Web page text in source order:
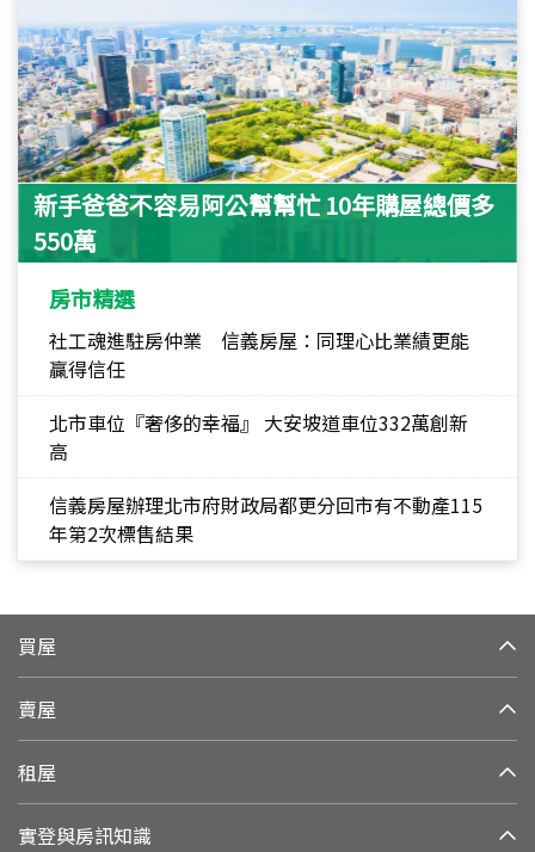
新手爸爸不容易阿公幫幫忙 10年購屋總價多
550萬
房市精選
社工魂進駐房仲業 信義房屋：同理心比業績更能
贏得信任
北市車位『奢侈的幸福』 大安坡道車位332萬創新
高
信義房屋辦理北市府財政局都更分回市有不動產115
年第2次標售結果
買屋
賣屋
租屋
實登與房訊知識